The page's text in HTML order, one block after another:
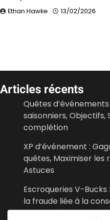
Ethan Hawke 13/02/2026
Articles récents
Quêtes d’événements
saisonniers, Objectifs,
complétion
XP d’événement :
quêtes, Maximiser les
Astuces
Escroqueries V-
la fraude liée à la
des problèmes,